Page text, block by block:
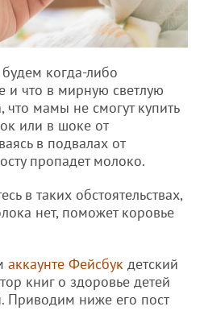
когда-либо
и что в мирную светлую
что мамы не смогут купить
или в шоке от
в подвалах от
пропадет молоко.
в таких обстоятельствах,
нет, поможет коровье
аккаунте Фейсбук детский
книг о здоровье детей
Приводим ниже его пост